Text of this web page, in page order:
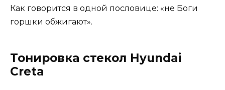
Как говорится в одной пословице: «не Боги
горшки обжигают».
Тонировка стекол Hyundai
Creta